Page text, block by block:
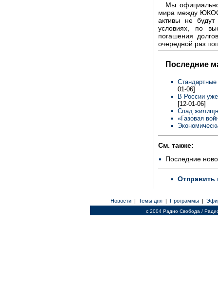
Мы
мира между
активы не
условиях, по
погашения
очередной раз
Последние
01-06]
В России
[12-01-06]
Спад
«Газовая
См. также:
Последние
Отправить
Новости | Темы дня | Программы |
c 2004 Радио Свобода /